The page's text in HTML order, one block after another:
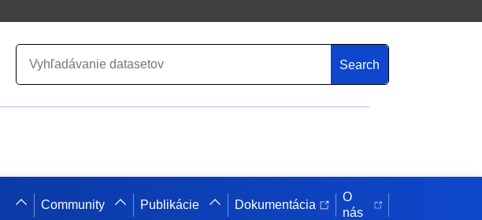
Search
Community Publikácie Dokumentácia
O
nás